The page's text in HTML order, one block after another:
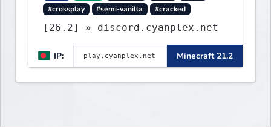
#crossplay
#semi-vanilla #cracked
[26.2] » discord.cyanplex.net
IP: Minecraft 21.2